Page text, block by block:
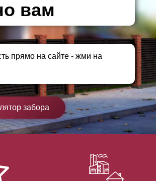
вам
прямо на сайте - жми на
забора